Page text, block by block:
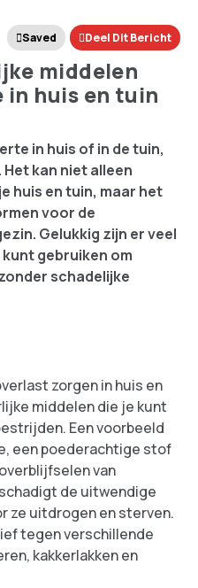
Saved Deel Dit Bericht
middelen
huis en tuin
in huis of in de tuin,
kan niet alleen
huis en tuin, maar het
voor de
Gelukkig zijn er veel
gebruiken om
schadelijke
zorgen in huis en
middelen die je kunt
Een voorbeeld
een poederachtige stof
van
de uitwendige
ze uitdrogen en sterven.
tegen verschillende
kakkerlakken en